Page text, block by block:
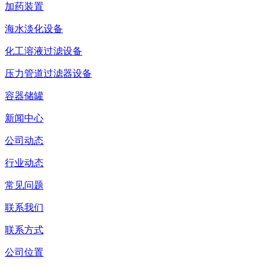
加药装置
海水淡化设备
化工溶液过滤设备
压力管道过滤器设备
容器储罐
新闻中心
公司动态
行业动态
常见问题
联系我们
联系方式
公司位置